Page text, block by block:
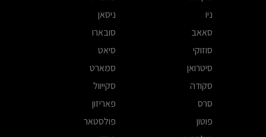
ניו
ניסאן
סאאב
סובארו
סוזוקי
סיאט
סיטרואן
סמארט
סקודה
סקייוול
סרס
פאריזון
פוטון
פולסטאר